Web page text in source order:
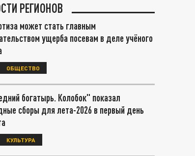
РЕГИОНОВ
может стать главным
ущерба посевам в деле учёного
ОБЩЕСТВО
богатырь. Колобок" показал
сборы для лета-2026 в первый день
КУЛЬТУРА